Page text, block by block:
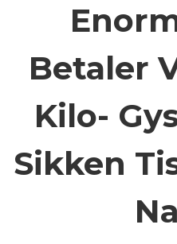
Betaler
Kilo-
Sikken